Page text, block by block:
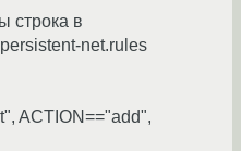
строка в
net.rules
ACTION=="add",